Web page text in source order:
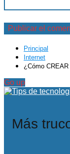
Principal
Internet
¿Cómo
Go up
Más